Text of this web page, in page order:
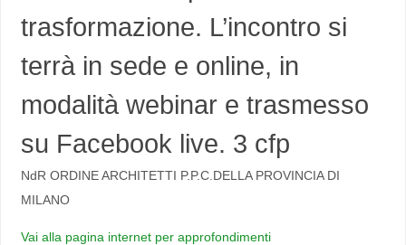
trasformazione. L’incontro si
terrà in sede e online, in
modalità webinar e trasmesso
su Facebook live. 3 cfp
NdR ORDINE ARCHITETTI P.P.C.DELLA PROVINCIA DI
MILANO
Vai alla pagina internet per approfondimenti